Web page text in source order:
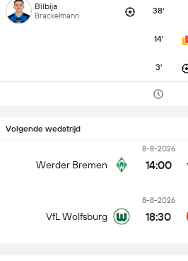
Bilbija
Brackelmann 38'
14'
3'
Volgende wedstrijd
Werder Bremen
8-8-2026
14:00
VfL Wolfsburg
8-8-2026
18:30